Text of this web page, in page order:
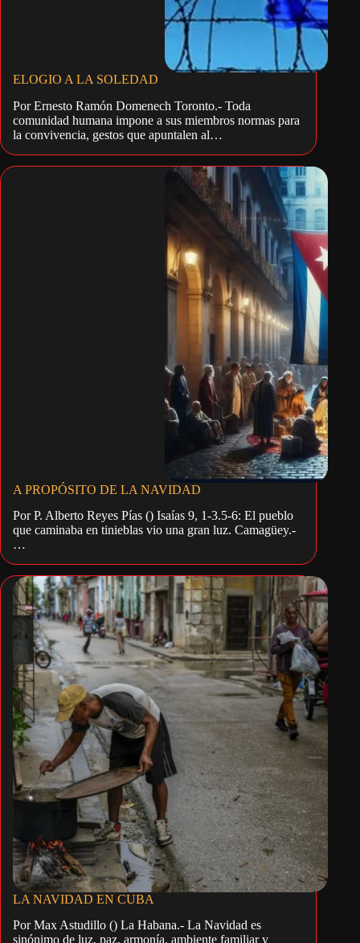
ELOGIO A LA SOLEDAD
Por Ernesto Ramón Domenech Toronto.- Toda
comunidad humana impone a sus miembros normas para
la convivencia, gestos que apuntalen al…
A PROPÓSITO DE LA NAVIDAD
Por P. Alberto Reyes Pías () Isaías 9, 1-3.5-6: El pueblo
que caminaba en tinieblas vio una gran luz. Camagüey.-
…
LA NAVIDAD EN CUBA
Por Max Astudillo () La Habana.- La Navidad es
sinónimo de luz, paz, armonía, ambiente familiar y